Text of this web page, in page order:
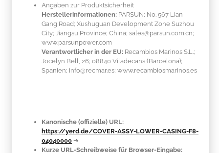
Angaben zur Produktsicherheit
Herstellerinformationen: PARSUN; No. 567 Lian
Gang Road; Xushuguan Development Zone Suzhou
City; Jiangsu Province; China; sales@parsun.com.cn;
www.parsunpower.com
Verantwortlicher in der EU: Recambios Marinos S.L.;
Jocelyn Bell, 26; 08840 Viladecans (Barcelona);
Spanien; info@recmar.es; www.recambiosmarinos.es
Kanonische (offizielle) URL:
https://yerd.de/COVER-ASSY-LOWER-CASING-F8-
04040000 ➔
Kurze URL-Schreibweise für Browser-Eingabe: